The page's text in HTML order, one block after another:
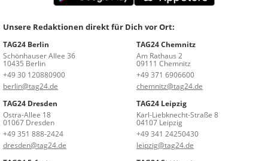
Unsere Redaktionen direkt für Dich vor Ort:
TAG24 Berlin
Schönhauser Allee 36
10435 Berlin
+49 30 120880900
berlin@tag24.de
TAG24 Chemnitz
Am Rathaus 2
09111 Chemnitz
+49 371 6906600
chemnitz@tag24.de
TAG24 Dresden
Ostra-Allee 18
01067 Dresden
+49 351 888-2424
dresden@tag24.de
TAG24 Leipzig
Karl-Liebknecht-Straße 8
04107 Leipzig
+49 341 24250430
leipzig@tag24.de